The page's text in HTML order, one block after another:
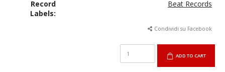
Record
Labels:
Beat Records
Condividi su Facebook
ADD TO CART